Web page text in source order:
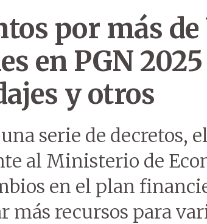
por más de
en PGN
y otros
serie de decretos,
al Ministerio de
en el plan
más recursos para